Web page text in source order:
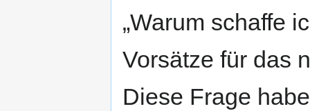
„Warum schaffe
Vorsätze für das
Diese Frage